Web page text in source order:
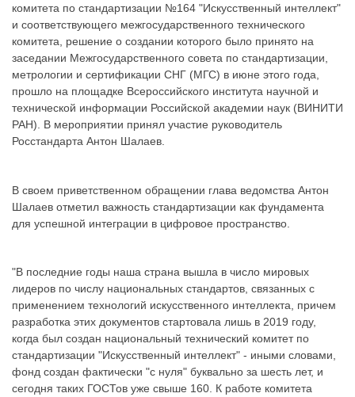
комитета по стандартизации №164 "Искусственный интеллект"
и соответствующего межгосударственного технического
комитета, решение о создании которого было принято на
заседании Межгосударственного совета по стандартизации,
метрологии и сертификации СНГ (МГС) в июне этого года,
прошло на площадке Всероссийского института научной и
технической информации Российской академии наук (ВИНИТИ
РАН). В мероприятии принял участие руководитель
Росстандарта Антон Шалаев.
В своем приветственном обращении глава ведомства Антон
Шалаев отметил важность стандартизации как фундамента
для успешной интеграции в цифровое пространство.
"В последние годы наша страна вышла в число мировых
лидеров по числу национальных стандартов, связанных с
применением технологий искусственного интеллекта, причем
разработка этих документов стартовала лишь в 2019 году,
когда был создан национальный технический комитет по
стандартизации "Искусственный интеллект" - иными словами,
фонд создан фактически "с нуля" буквально за шесть лет, и
сегодня таких ГОСТов уже свыше 160. К работе комитета